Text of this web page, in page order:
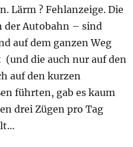
Lärm ? Fehlanzeige. Die
der Autobahn – sind
auf dem ganzen Weg
(und die auch nur auf den
auf den kurzen
führten, gab es kaum
drei Zügen pro Tag